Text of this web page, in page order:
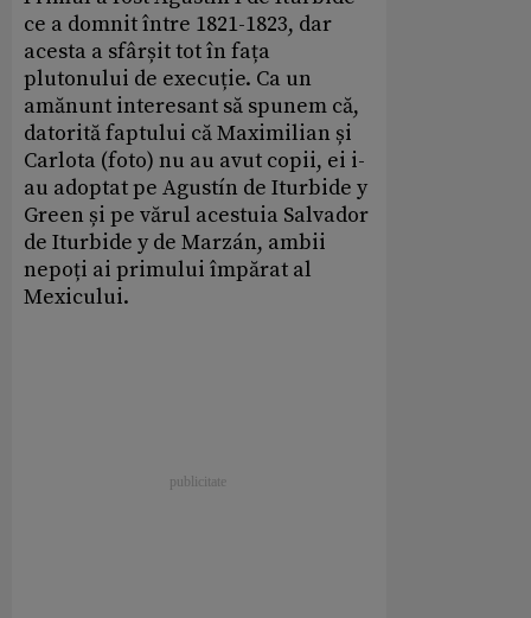
ce a domnit între 1821-1823, dar
acesta a sfârșit tot în fața
plutonului de execuție. Ca un
amănunt interesant să spunem că,
datorită faptului că Maximilian și
Carlota (foto) nu au avut copii, ei i-
au adoptat pe Agustín de Iturbide y
Green și pe vărul acestuia Salvador
de Iturbide y de Marzán, ambii
nepoți ai primului împărat al
Mexicului.